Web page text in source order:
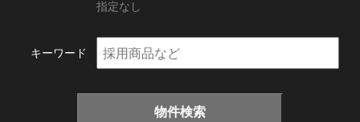
指定なし
キーワード
物件検索